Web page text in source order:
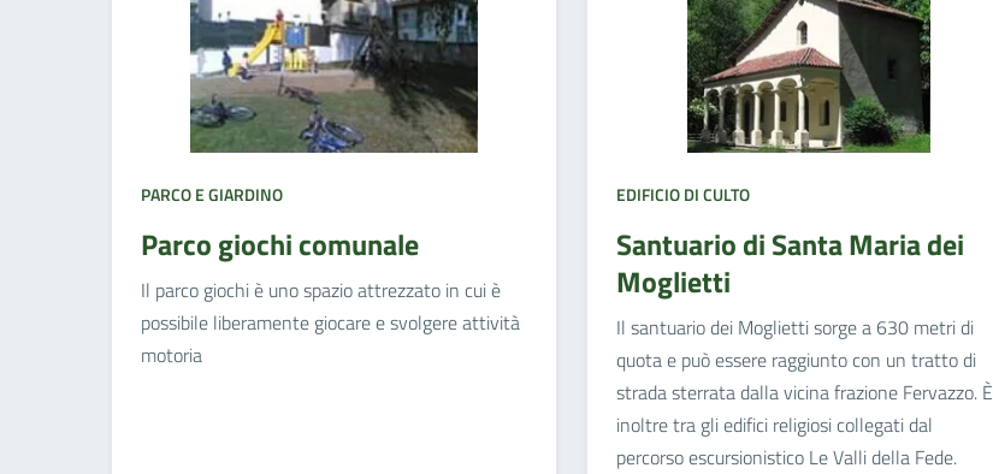
PARCO E GIARDINO
Parco giochi comunale
Il parco giochi è uno spazio attrezzato in cui è
possibile liberamente giocare e svolgere attività
motoria
EDIFICIO DI CULTO
Santuario di Santa Maria dei
Moglietti
Il santuario dei Moglietti sorge a 630 metri di
quota e può essere raggiunto con un tratto di
strada sterrata dalla vicina frazione Fervazzo. È
inoltre tra gli edifici religiosi collegati dal
percorso escursionistico Le Valli della Fede.